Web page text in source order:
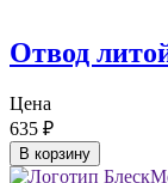
Отвод
Цена
635 ₽
В корзину